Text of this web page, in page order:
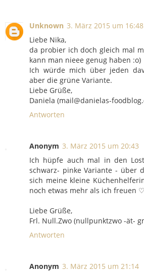
Unknown 3. März 2015 um 16:48
Liebe Nika,
da probier ich doch gleich mal
kann man nieee genug haben :o)
Ich würde mich über jeden
aber die grüne Variante.
Liebe Grüße,
Daniela (mail@danielas-
Antworten
Anonym 3. März 2015 um 20:43
Ich hüpfe auch mal in den
schwarz- pinke Variante - über
sich meine kleine
noch etwas mehr als ich freuen ♡
Liebe Grüße,
Frl. Null.Zwo (nullpunktzwo -ät-
Antworten
Anonym 3. März 2015 um 21:14